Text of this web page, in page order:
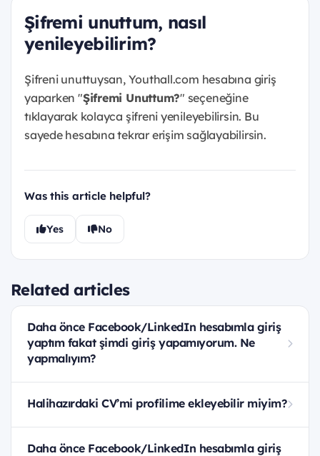
Şifremi unuttum, nasıl
yenileyebilirim?
Şifreni unuttuysan, Youthall.com hesabına giriş
yaparken "Şifremi Unuttum?" seçeneğine
tıklayarak kolayca şifreni yenileyebilirsin. Bu
sayede hesabına tekrar erişim sağlayabilirsin.
Was this article helpful?
Yes No
Related articles
Daha önce Facebook/LinkedIn hesabımla giriş
yaptım fakat şimdi giriş yapamıyorum. Ne
yapmalıyım?
Halihazırdaki CV’mi profilime ekleyebilir miyim?
Daha önce Facebook/LinkedIn hesabımla giriş